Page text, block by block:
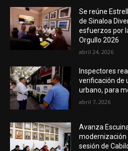
Se reúne
de Sinaloa
esfuerzos por
Orgullo 2026
abril 24, 2026
Inspectores
verificación de
urbano, para
abril 7, 2026
Avanza
sesión de